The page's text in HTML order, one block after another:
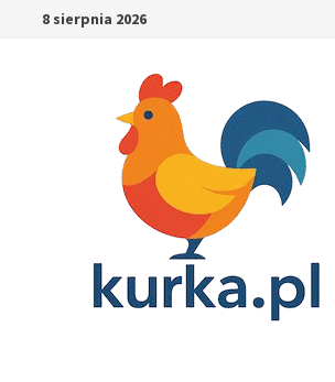
8 sierpnia 2026